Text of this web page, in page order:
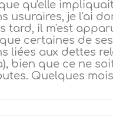
qu'elle
usuraires, je l'ai
tard, il m'est
certaines de ses
liées aux dettes
bien que ce ne
Quelques